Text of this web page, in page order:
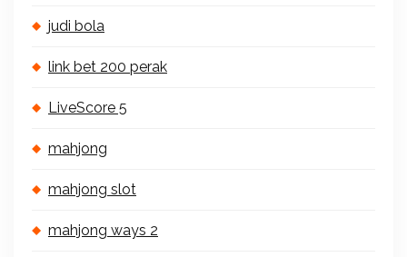
judi bola
link bet 200 perak
LiveScore 5
mahjong
mahjong slot
mahjong ways 2